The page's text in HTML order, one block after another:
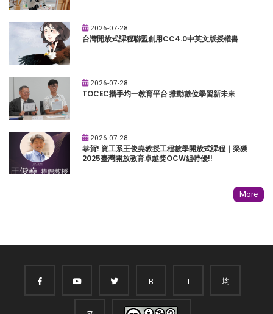
2026-07-28
台灣開放式課程聯盟創用CC4.0中英文版授權書
2026-07-28
TOCEC攜手均一教育平台 推動數位學習新未來
2026-07-28
恭賀! 資工系王俊堯教授工程數學開放式課程｜榮獲
2025臺灣開放教育卓越獎OCW組特優!!
More
B T 均